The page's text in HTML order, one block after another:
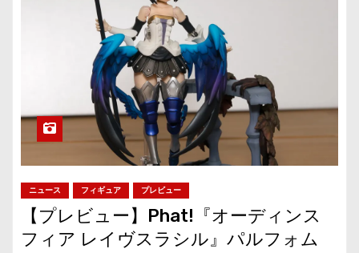
ニュース フィギュア プレビュー
【プレビュー】Phat!『オーディンス
フィア レイヴスラシル』パルフォム